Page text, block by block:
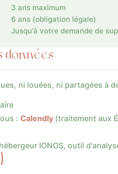
3 ans maximum
6 ans (obligation légale)
Jusqu'à votre demande de
données
ni louées, ni partagées à
: Calendly (traitement aux
IONOS, outil